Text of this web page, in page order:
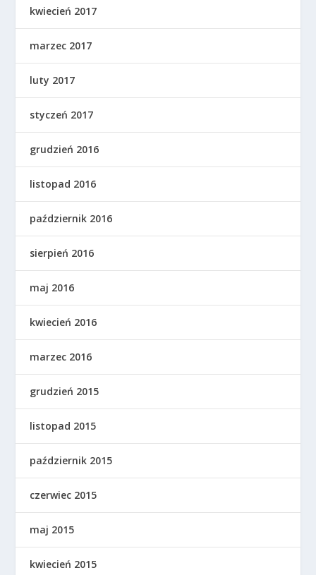
kwiecień 2017
marzec 2017
luty 2017
styczeń 2017
grudzień 2016
listopad 2016
październik 2016
sierpień 2016
maj 2016
kwiecień 2016
marzec 2016
grudzień 2015
listopad 2015
październik 2015
czerwiec 2015
maj 2015
kwiecień 2015